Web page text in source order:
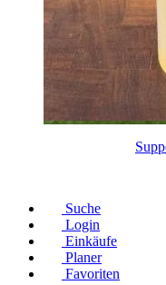
Suche
Login
Einkäufe
Planer
Favoriten